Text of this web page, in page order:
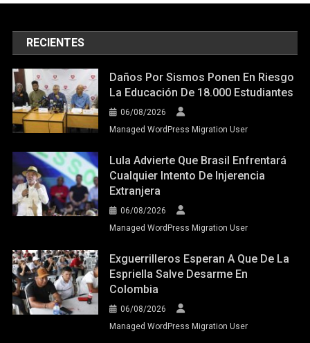
RECIENTES
Daños Por Sismos Ponen En Riesgo
La Educación De 18.000 Estudiantes
06/08/2026
Managed WordPress Migration User
Lula Advierte Que Brasil Enfrentará
Cualquier Intento De Injerencia
Extranjera
06/08/2026
Managed WordPress Migration User
Exguerrilleros Esperan A Que De La
Espriella Salve Desarme En
Colombia
06/08/2026
Managed WordPress Migration User